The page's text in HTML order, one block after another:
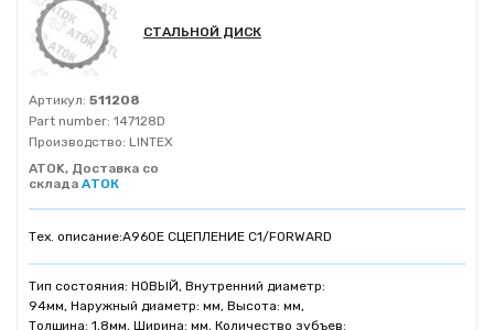
СТАЛЬНОЙ ДИСК
Артикул: 511208
Part number: 147128D
Производство: LINTEX
ATOK, Доставка со
склада АТОК
Тех. описание:A960E СЦЕПЛЕНИЕ C1/FORWARD
Тип состояния: НОВЫЙ, Внутренний диаметр:
94мм, Наружный диаметр: мм, Высота: мм,
Толщина: 1,8мм, Ширина: мм, Количество зубъев: